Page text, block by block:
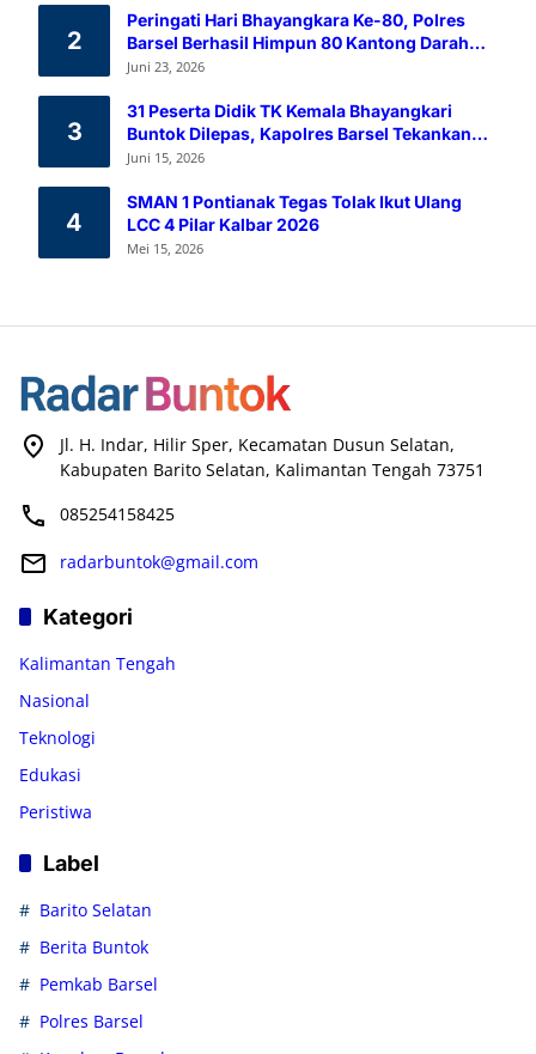
2
Peringati Hari Bhayangkara Ke-80, Polres
Barsel Berhasil Himpun 80 Kantong Darah
Melalui Aksi Donor Darah
Juni 23, 2026
3
31 Peserta Didik TK Kemala Bhayangkari
Buntok Dilepas, Kapolres Barsel Tekankan
Pendidikan Karakter
Juni 15, 2026
4
SMAN 1 Pontianak Tegas Tolak Ikut Ulang
LCC 4 Pilar Kalbar 2026
Mei 15, 2026
Jl. H. Indar, Hilir Sper, Kecamatan Dusun Selatan,
Kabupaten Barito Selatan, Kalimantan Tengah 73751
085254158425
radarbuntok@gmail.com
Kategori
Kalimantan Tengah
Nasional
Teknologi
Edukasi
Peristiwa
Label
Barito Selatan
Berita Buntok
Pemkab Barsel
Polres Barsel